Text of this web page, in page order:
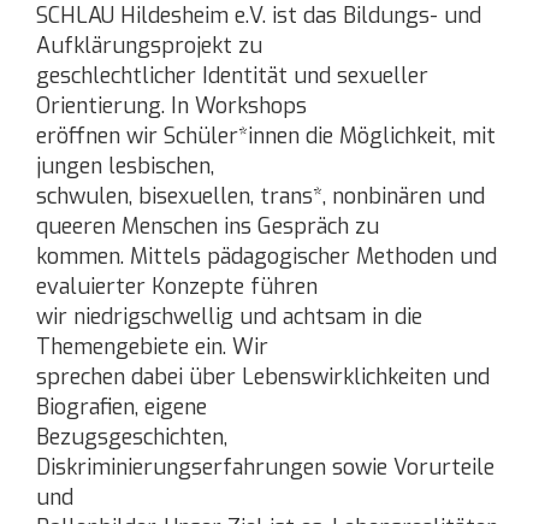
SCHLAU Hildesheim e.V. ist das Bildungs- und
Aufklärungsprojekt zu
geschlechtlicher Identität und sexueller
Orientierung. In Workshops
eröffnen wir Schüler*innen die Möglichkeit, mit
jungen lesbischen,
schwulen, bisexuellen, trans*, nonbinären und
queeren Menschen ins Gespräch zu
kommen. Mittels pädagogischer Methoden und
evaluierter Konzepte führen
wir niedrigschwellig und achtsam in die
Themengebiete ein. Wir
sprechen dabei über Lebenswirklichkeiten und
Biografien, eigene
Bezugsgeschichten,
Diskriminierungserfahrungen sowie Vorurteile
und